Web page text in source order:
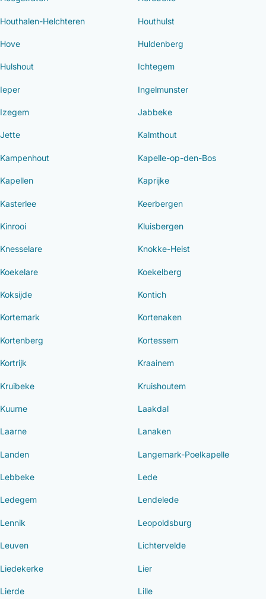
Houthalen-Helchteren Houthulst
Hove Huldenberg
Hulshout Ichtegem
Ieper Ingelmunster
Izegem Jabbeke
Jette Kalmthout
Kampenhout Kapelle-op-den-Bos
Kapellen Kaprijke
Kasterlee Keerbergen
Kinrooi Kluisbergen
Knesselare Knokke-Heist
Koekelare Koekelberg
Koksijde Kontich
Kortemark Kortenaken
Kortenberg Kortessem
Kortrijk Kraainem
Kruibeke Kruishoutem
Kuurne Laakdal
Laarne Lanaken
Landen Langemark-Poelkapelle
Lebbeke Lede
Ledegem Lendelede
Lennik Leopoldsburg
Leuven Lichtervelde
Liedekerke Lier
Lierde Lille